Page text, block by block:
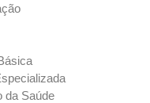
da Saúde